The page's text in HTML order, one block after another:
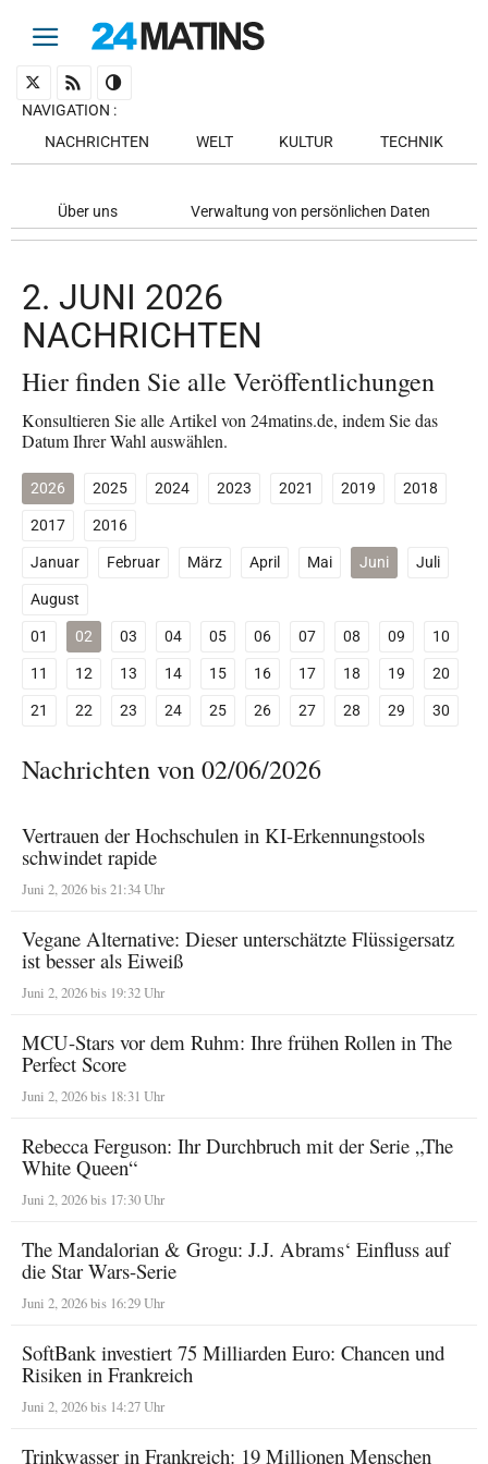
NAVIGATION :
NACHRICHTEN
WELT KULTUR TECHNIK
Über uns Verwaltung von persönlichen Daten
2. JUNI 2026
NACHRICHTEN
Hier finden Sie alle Veröffentlichungen
Konsultieren Sie alle Artikel von 24matins.de, indem Sie das
Datum Ihrer Wahl auswählen.
2026 2025 2024 2023 2021 2019
2018
2017
2016
Januar
Februar März April Mai Juni
Juli
August
01
02 03 04 05 06 07 08 09
10
11
12 13 14 15 16 17 18 19
20
21
22 23 24 25 26 27 28 29 30
Nachrichten von 02/06/2026
Vertrauen der Hochschulen in KI-Erkennungstools
schwindet rapide
Juni 2, 2026 bis 21:34 Uhr
Vegane Alternative: Dieser unterschätzte Flüssigersatz
ist besser als Eiweiß
Juni 2, 2026 bis 19:32 Uhr
MCU-Stars vor dem Ruhm: Ihre frühen Rollen in The
Perfect Score
Juni 2, 2026 bis 18:31 Uhr
Rebecca Ferguson: Ihr Durchbruch mit der Serie „The
White Queen“
Juni 2, 2026 bis 17:30 Uhr
The Mandalorian & Grogu: J.J. Abrams‘ Einfluss auf
die Star Wars-Serie
Juni 2, 2026 bis 16:29 Uhr
SoftBank investiert 75 Milliarden Euro: Chancen und
Risiken in Frankreich
Juni 2, 2026 bis 14:27 Uhr
Trinkwasser in Frankreich: 19 Millionen Menschen